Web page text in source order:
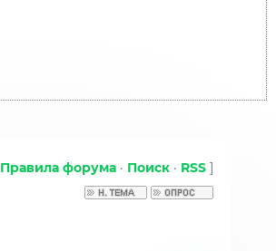
Правила форума · Поиск · RSS ]